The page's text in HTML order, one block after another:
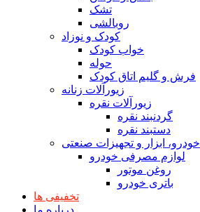
تشک
روبالشی
کودک و نوزاد
خواب کودک
حوله
فرش و گلیم اتاق کودک
زیورآلات زنانه
زیورآلات نقره
گردنبند نقره
دستبند نقره
خودرو، ابزار و تجهیزات صنعتی
لوازم مصرفی خودرو
روغن موتور
باتری خودرو
تخفیفی ها
درباره ما